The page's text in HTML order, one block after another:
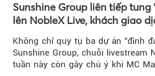
Sunshine Group liên tiếp tung
lên NobleX Live, khách giao
Không chỉ quy tụ ba dự án "đình
Sunshine Group, chuỗi livestream
tuần này còn gây chú ý khi MC